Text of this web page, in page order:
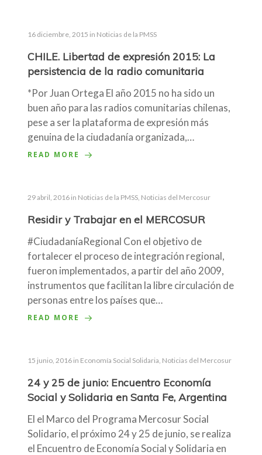
16 diciembre, 2015 in Noticias de la PMSS
CHILE. Libertad de expresión 2015: La
persistencia de la radio comunitaria
*Por Juan Ortega El año 2015 no ha sido un
buen año para las radios comunitarias chilenas,
pese a ser la plataforma de expresión más
genuina de la ciudadanía organizada,…
READ MORE
29 abril, 2016in Noticias de la PMSS, Noticias del Mercosur
Residir y Trabajar en el MERCOSUR
#CiudadaníaRegional Con el objetivo de
fortalecer el proceso de integración regional,
fueron implementados, a partir del año 2009,
instrumentos que facilitan la libre circulación de
personas entre los países que…
READ MORE
15 junio, 2016in Economía Social Solidaria Noticias del Mercosur
24 y 25 de junio: Encuentro Economía
Social y Solidaria en Santa Fe, Argentina
El el Marco del Programa Mercosur Social
Solidario, el próximo 24 y 25 de junio, se realiza
el Encuentro de Economía Social y Solidaria en